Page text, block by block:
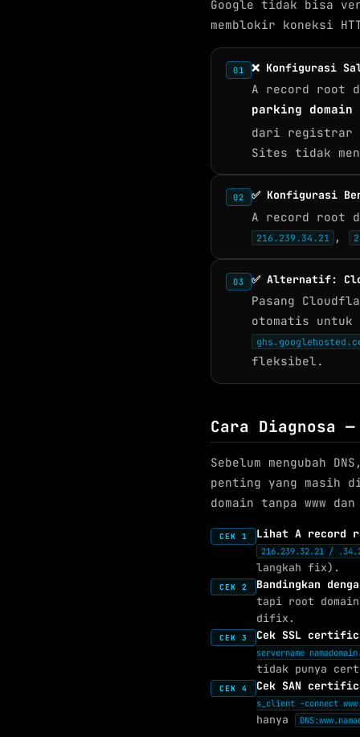
Google tidak bisa
memblokir koneksi
01 ❌ Konfigurasi
A record root
parking domain
dari registrar
Sites tidak
02 ✅ Konfigurasi
A record root
216.239.34.21 ,
03 ✅ Alternatif:
Pasang
otomatis untuk
fleksibel.
Cara Diagnosa
Sebelum mengubah
penting yang masih
domain tanpa www
CEK 1 Lihat A record
216.239.32.21 /
langkah fix).
CEK 2
Bandingkan
tapi root
difix.
CEK 3 Cek SSL
servername
tidak punya cert
CEK 4 Cek SAN
s_client -connect
hanya